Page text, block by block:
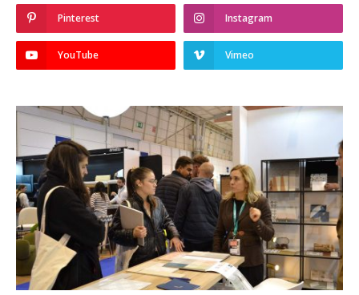
Pinterest Instagram
YouTube Vimeo